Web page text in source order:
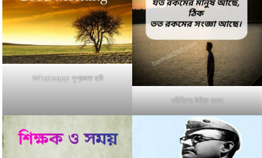
Whatsapp সুপ্রভাত ছবি
মনীষীদের উক্তি বাংলা